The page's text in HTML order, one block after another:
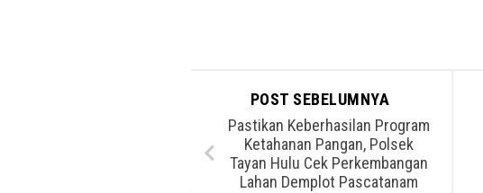
POST SEBELUMNYA
Pastikan Keberhasilan Program
Ketahanan Pangan, Polsek
Tayan Hulu Cek Perkembangan
Lahan Demplot Pascatanam